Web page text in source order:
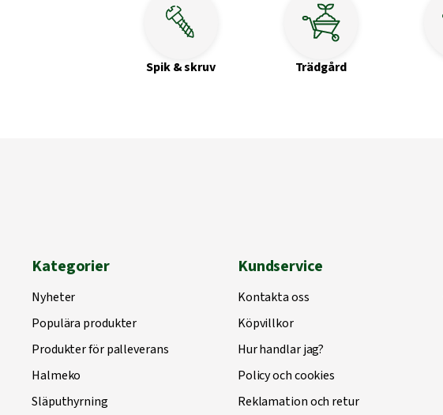
Spik & skruv Trädgård
Kategorier
Nyheter
Populära produkter
Produkter för palleverans
Halmeko
Släputhyrning
Kundservice
Kontakta oss
Köpvillkor
Hur handlar jag?
Policy och cookies
Reklamation och retur